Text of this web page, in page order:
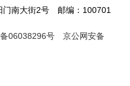
门南大街2号 邮编：100701
06038296号
京公网安备